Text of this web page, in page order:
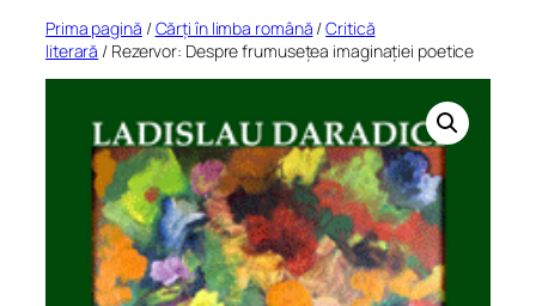
Prima pagină /Cărți în limba română /Critică
literară / Rezervor: Despre frumusețea imaginației poetice